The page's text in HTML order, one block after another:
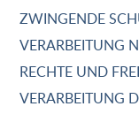
ZWINGENDE
VERARBEITUNG
RECHTE UND
VERARBEITUNG